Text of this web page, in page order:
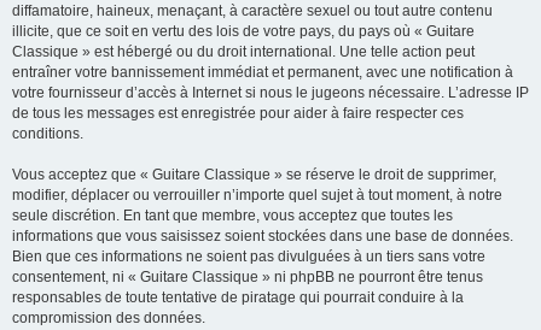
diffamatoire, haineux, menaçant, à caractère sexuel ou tout autre contenu
illicite, que ce soit en vertu des lois de votre pays, du pays où « Guitare
Classique » est hébergé ou du droit international. Une telle action peut
entraîner votre bannissement immédiat et permanent, avec une notification à
votre fournisseur d’accès à Internet si nous le jugeons nécessaire. L’adresse IP
de tous les messages est enregistrée pour aider à faire respecter ces
conditions.
Vous acceptez que « Guitare Classique » se réserve le droit de supprimer,
modifier, déplacer ou verrouiller n’importe quel sujet à tout moment, à notre
seule discrétion. En tant que membre, vous acceptez que toutes les
informations que vous saisissez soient stockées dans une base de données.
Bien que ces informations ne soient pas divulguées à un tiers sans votre
consentement, ni « Guitare Classique » ni phpBB ne pourront être tenus
responsables de toute tentative de piratage qui pourrait conduire à la
compromission des données.